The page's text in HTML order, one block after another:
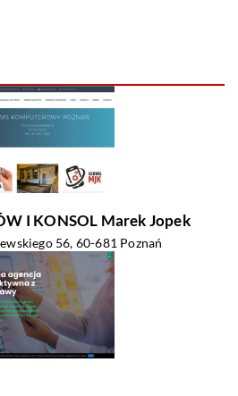
I KONSOL Marek Jopek
56, 60-681 Poznań